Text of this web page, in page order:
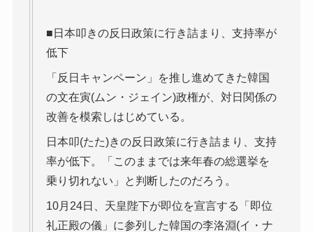
■日本叩きの反日政策に行き詰まり、支持率が
低下
「反日キャンペーン」を推し進めてきた韓国
の文在寅(ムン・ジェイン)政権が、対日関係の
改善を模索しはじめている。
日本叩(たた)きの反日政策に行き詰まり、支持
率が低下。「このままでは来年春の総選挙を
乗り切れない」と判断したのだろう。
10月24日、天皇陛下が即位を宣言する「即位
礼正殿の儀」に参列した韓国の李洛淵(イ・ナ